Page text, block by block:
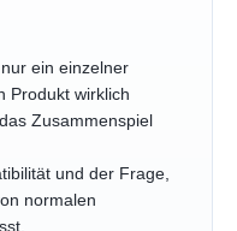
ein einzelner
Produkt wirklich
Zusammenspiel
und der Frage,
normalen